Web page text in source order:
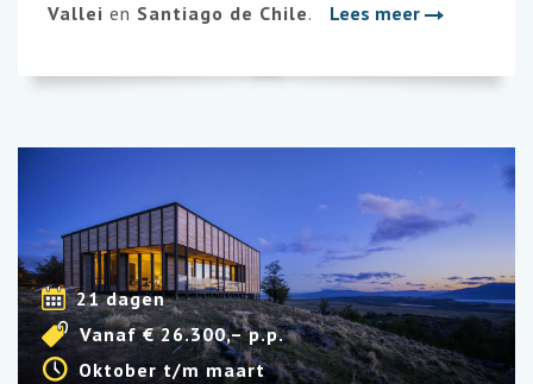
Vallei en Santiago de Chile. Lees meer
21 dagen
Vanaf € 26.300,– p.p.
Oktober t/m maart